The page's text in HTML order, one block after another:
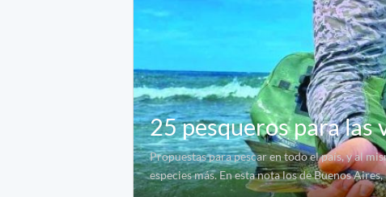
25 pesqueros para las
Propuestas para pescar en todo el país, y al
especies más. En esta nota los de Buenos